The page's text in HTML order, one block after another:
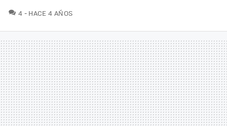
4 COMENTARIOS
HACE 4 AÑOS